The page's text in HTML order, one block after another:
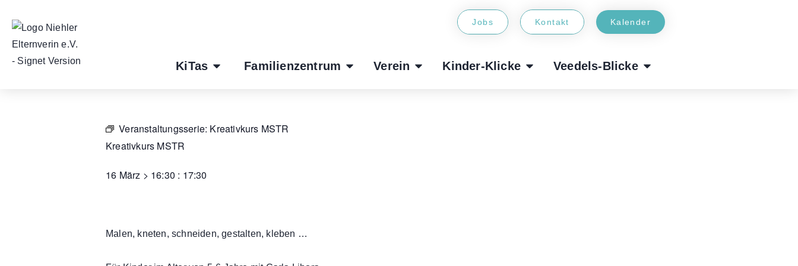
Jobs Kontakt Kalender
KiTas Familienzentrum Verein Kinder-Klicke Veedels-Blicke
Veranstaltungsserie: Kreativkurs MSTR
Kreativkurs MSTR
16 März > 16:30 : 17:30
Malen, kneten, schneiden, gestalten, kleben …